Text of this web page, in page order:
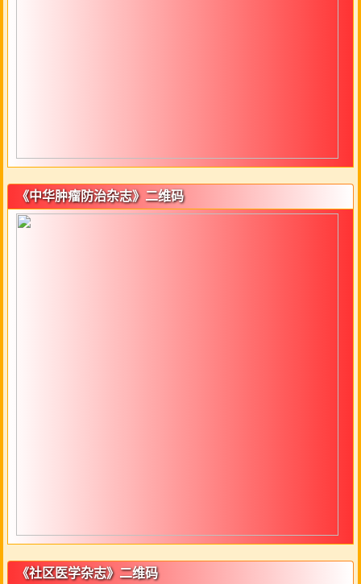
《中华肿瘤防治杂志》二维码
《社区医学杂志》二维码